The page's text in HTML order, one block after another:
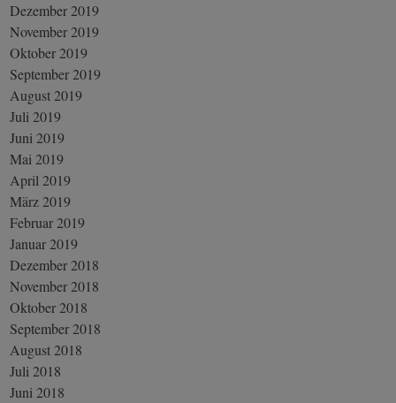
Dezember 2019
November 2019
Oktober 2019
September 2019
August 2019
Juli 2019
Juni 2019
Mai 2019
April 2019
März 2019
Februar 2019
Januar 2019
Dezember 2018
November 2018
Oktober 2018
September 2018
August 2018
Juli 2018
Juni 2018